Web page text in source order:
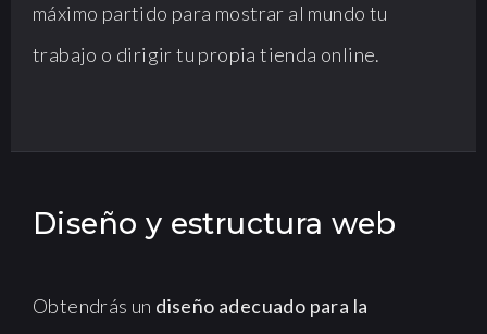
máximo partido para mostrar al mundo tu
trabajo o dirigir tu propia tienda online.
Diseño y estructura web
Obtendrás un diseño adecuado para la